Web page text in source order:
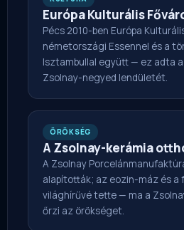
Európa Kulturális
Pécs 2010-ben Európa
németországi Essennel és a
Isztambullal együtt — ez adta a
Zsolnay-negyed lendületét.
ÖRÖKSÉG
A Zsolnay-kerámia
A Zsolnay
alapították; az eozin-máz és a
világhírűvé tette — ma a
őrzi az örökséget.